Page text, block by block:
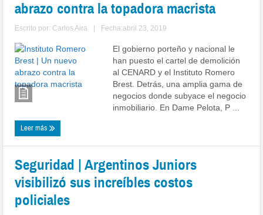
abrazo contra la topadora macrista
Escrito por: Carlos Aira Fecha:abril 23, 2019
El gobierno porteño y nacional le
han puesto el cartel de demolición
al CENARD y el Instituto Romero
Brest. Detrás, una amplia gama de
negocios donde subyace el negocio
inmobiliario. En Dame Pelota, P ...
Leer más
Seguridad | Argentinos Juniors
visibilizó sus increíbles costos
policiales